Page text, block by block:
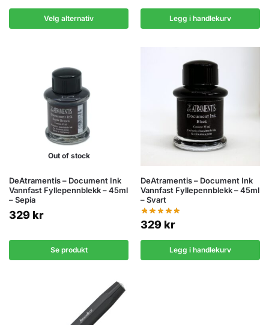
Velg alternativ Legg i handlekurv
Out of stock
DeAtramentis – Document Ink
Vannfast Fyllepennblekk – 45ml
– Sepia
329 kr
Se produkt
DeAtramentis – Document Ink
Vannfast Fyllepennblekk – 45ml
– Svart
329 kr
Legg i handlekurv